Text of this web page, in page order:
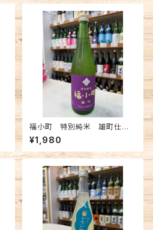
福小町 特別純米 雄町仕込
み 720ml
¥1,980